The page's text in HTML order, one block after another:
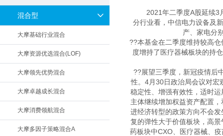
混合型
大摩基础行业混合
大摩资源优选混合(LOF)
大摩领先优势混合
大摩卓越成长混合
大摩消费领航混合
大摩多因子策略混合A
2021年二季度A股延续3
分行业看，中信电力设备及
产、家电分
??本基金在二季度维持较高
度增持了医疗器械板块的持
??展望三季度，新冠疫情后
性。4月30日政治局会议对宏
稳定性、增强有效性，适时
主体继续增加权益资产配置
进经济转型的政策方向不会
复的弹性大于价值板块，高
药板块中CXO、医疗器械、